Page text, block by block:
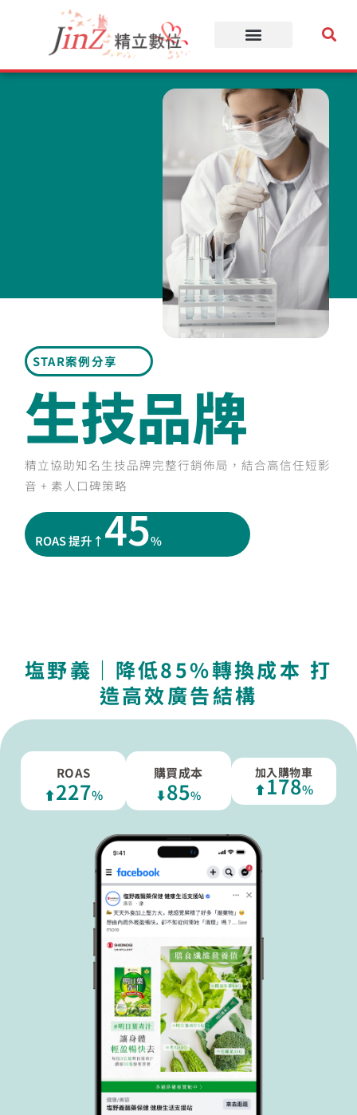
要
STAR案例分享
生技品牌
精立協助知名生技品牌完整行銷佈局，結合高信任短影
音 + 素人口碑策略
ROAS 提升↑45%
塩野義｜降低85%轉換成本 打
造高效廣告結構
ROAS
⬆︎227%
購買成本
⬇︎85%
加入購物車
⬆︎178%